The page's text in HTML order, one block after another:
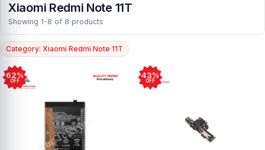
Xiaomi Redmi Note 11T
Showing 1-8 of 8 products
Category: Xiaomi Redmi Note 11T
62%
OFF
43%
OFF